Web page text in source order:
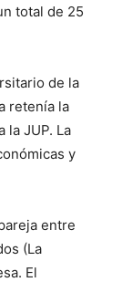
total de 25
de la
retenía la
la JUP. La
y
entre
(La
El